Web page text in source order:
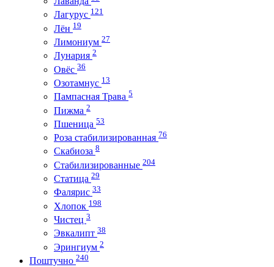
Лагурус 121
Лён 19
Лимониум 27
Лунария 2
Овёс 36
Озотамнус 13
Пампасная Трава 5
Пижма 2
Пшеница 53
Роза стабилизированная 76
Скабиоза 8
Стабилизированные 204
Статица 29
Фалярис 33
Хлопок 198
Чистец 3
Эвкалипт 38
Эрингиум 2
Поштучно 240